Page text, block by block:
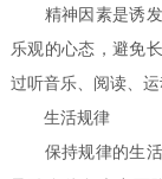
精神因素是诱发
乐观的心态，避免
过听音乐、阅读、
生活规律
保持规律的生活